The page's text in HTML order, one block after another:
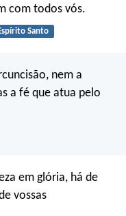
com todos vós.
Santo
nem a
a fé que atua pelo
em glória, há de
vossas